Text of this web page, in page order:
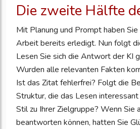
Die zweite Hälfte
Mit Planung und Prompt haben
Arbeit bereits erledigt. Nun folgt
Lesen Sie sich die Antwort der KI
Wurden alle relevanten Fakten
Ist das Zitat fehlerfrei? Folgt die
Struktur, die das Lesen
Stil zu Ihrer Zielgruppe? Wenn Sie
beantworten können, hatten Sie